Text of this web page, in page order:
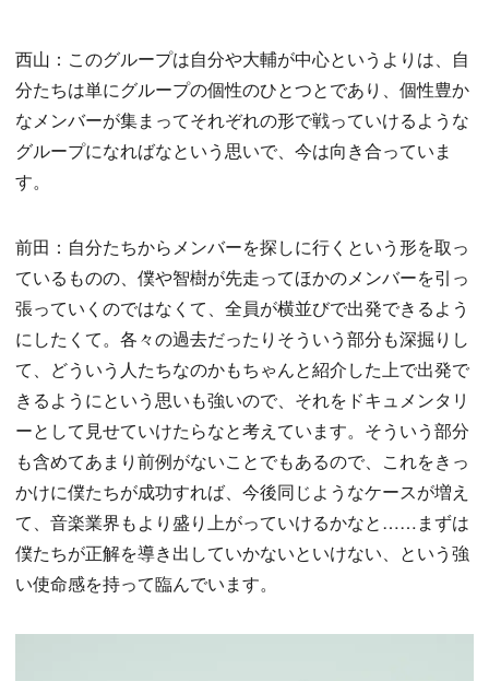
西山：このグループは自分や大輔が中心というよりは、自
分たちは単にグループの個性のひとつとであり、個性豊か
なメンバーが集まってそれぞれの形で戦っていけるような
グループになればなという思いで、今は向き合っていま
す。
前田：自分たちからメンバーを探しに行くという形を取っ
ているものの、僕や智樹が先走ってほかのメンバーを引っ
張っていくのではなくて、全員が横並びで出発できるよう
にしたくて。各々の過去だったりそういう部分も深掘りし
て、どういう人たちなのかもちゃんと紹介した上で出発で
きるようにという思いも強いので、それをドキュメンタリ
ーとして見せていけたらなと考えています。そういう部分
も含めてあまり前例がないことでもあるので、これをきっ
かけに僕たちが成功すれば、今後同じようなケースが増え
て、音楽業界もより盛り上がっていけるかなと……まずは
僕たちが正解を導き出していかないといけない、という強
い使命感を持って臨んでいます。